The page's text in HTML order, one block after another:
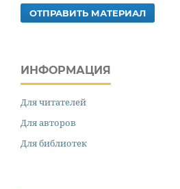
ОТПРАВИТЬ МАТЕРИАЛ
ИНФОРМАЦИЯ
Для читателей
Для авторов
Для библиотек